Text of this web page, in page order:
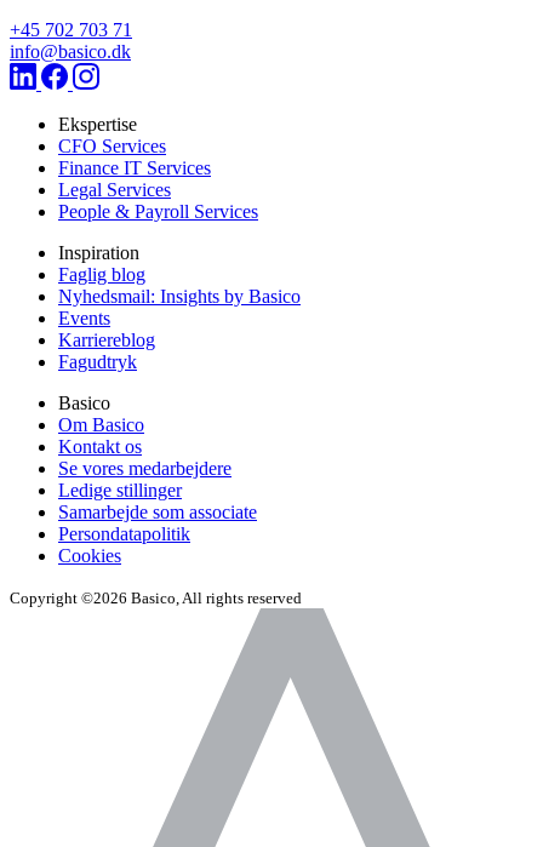
+45 702 703 71
info@basico.dk
Ekspertise
CFO Services
Finance IT Services
Legal Services
People & Payroll Services
Inspiration
Faglig blog
Nyhedsmail: Insights by Basico
Events
Karriereblog
Fagudtryk
Basico
Om Basico
Kontakt os
Se vores medarbejdere
Ledige stillinger
Samarbejde som associate
Persondatapolitik
Cookies
Copyright ©2026 Basico, All rights reserved